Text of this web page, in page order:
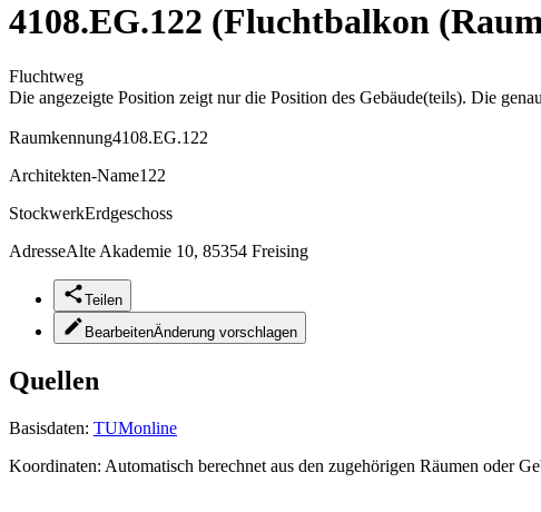
4108.EG.122 (Fluchtbalkon
Fluchtweg
Die angezeigte Position zeigt nur die Position des Gebäude(teils). Die
Raumkennung4108.EG.122
Architekten-Name122
StockwerkErdgeschoss
AdresseAlte Akademie 10, 85354 Freising
Teilen
BearbeitenÄnderung vorschlagen
Quellen
Basisdaten: TUMonline
Koordinaten: Automatisch berechnet aus den zugehörigen Räumen oder